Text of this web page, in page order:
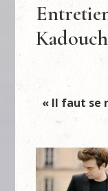
« Il faut se